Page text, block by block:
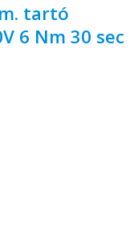
tartó
6 Nm 30 sec